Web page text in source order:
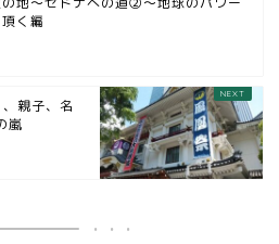
く編
親子、名
嵐